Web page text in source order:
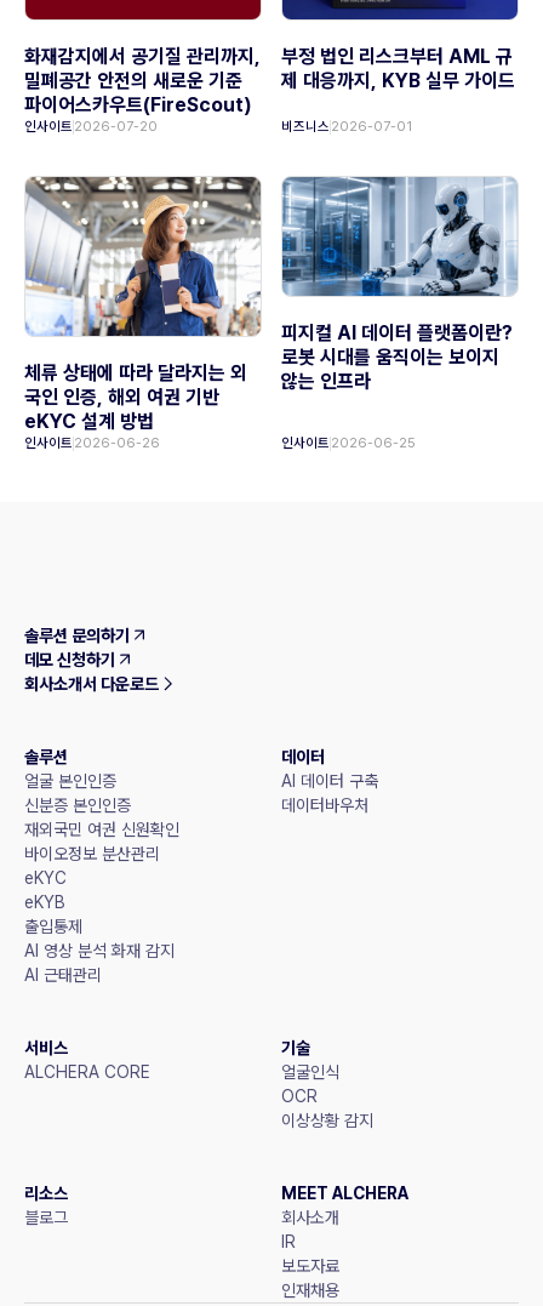
화재감지에서 공기질 관리까지,
밀폐공간 안전의 새로운 기준
파이어스카우트(FireScout)
인사이트 2026-07-20
부정 법인 리스크부터 AML 규
제 대응까지, KYB 실무 가이드
비즈니스 2026-07-01
체류 상태에 따라 달라지는 외
국인 인증, 해외 여권 기반
eKYC 설계 방법
인사이트 2026-06-26
피지컬 AI 데이터 플랫폼이란?
로봇 시대를 움직이는 보이지
않는 인프라
인사이트 2026-06-25
솔루션 문의하기
데모 신청하기
회사소개서 다운로드
솔루션
얼굴 본인인증
신분증 본인인증
재외국민 여권 신원확인
바이오정보 분산관리
eKYC
eKYB
출입통제
AI 영상 분석 화재 감지
AI 근태관리
데이터
AI 데이터 구축
데이터바우처
서비스
ALCHERA CORE
기술
얼굴인식
OCR
이상상황 감지
리소스
블로그
MEET ALCHERA
회사소개
IR
보도자료
인재채용